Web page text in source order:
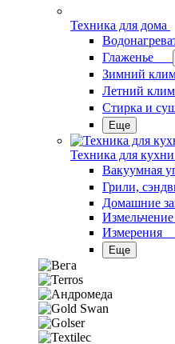
Техника для дома
Глаженье
Зимний
Летний
Стирка и
Еще
Техника для кухни
Вакуумная
Грили,
Домашние
Измерения
Еще